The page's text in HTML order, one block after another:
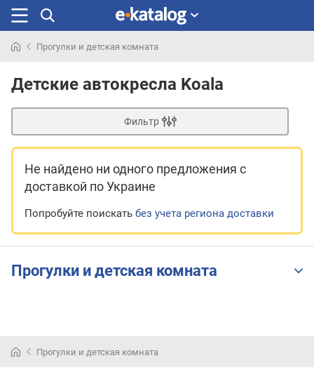
раньше
Прогулки и детская комната
Детские автокресла Koala
Фильтр
Не найдено ни одного предложения с
доставкой по Украине
Попробуйте поискать без учета региона доставки
Прогулки и детская комната
Прогулки и детская комната